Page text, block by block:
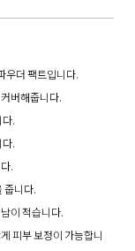
우더 팩트입니다.
버해줍니다.
.
.
.
줍니다.
이 적습니다.
피부 보정이 가능합니